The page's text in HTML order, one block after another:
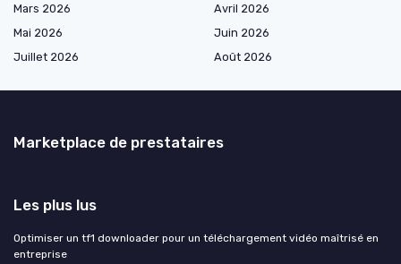
Mars 2026
Avril 2026
Mai 2026
Juin 2026
Juillet 2026
Août 2026
Marketplace de prestataires
Les plus lus
Optimiser un tf1 downloader pour un téléchargement vidéo maîtrisé en
entreprise